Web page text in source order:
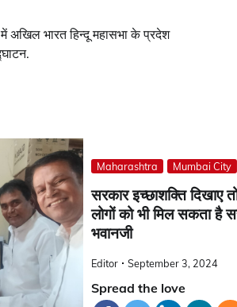
अखिल भारत हिन्दू महासभा के प्रदेश
Maharashtra Mumbai City
सरकार इच्छाशक्ति दिखाए
लोगों को भी मिल सकता है
भवानजी
Editor September 3, 2024
Spread the love